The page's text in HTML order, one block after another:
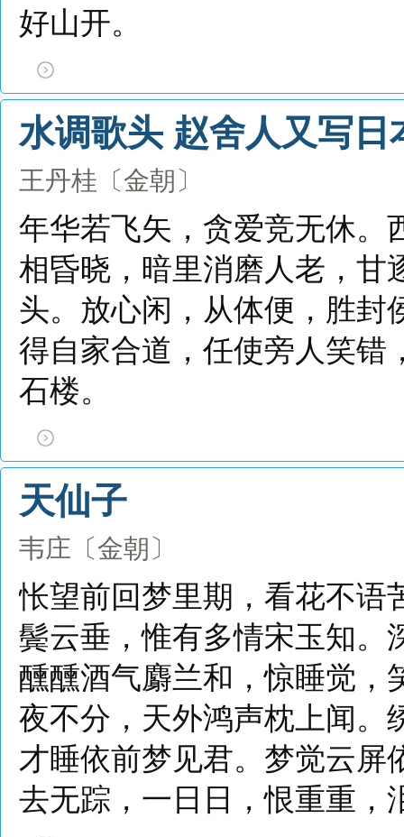
好山开。
水调歌头 赵舍人又写
王丹桂 〔金朝〕
年华若飞矢，贪爱竞无休。
相昏晓，暗里消磨人老，甘
头。放心闲，从体便，胜封
得自家合道，任使旁人笑错
石楼。
天仙子
韦庄 〔金朝〕
怅望前回梦里期，看花不语
鬓云垂，惟有多情宋玉知。
醺醺酒气麝兰和，惊睡觉，
夜不分，天外鸿声枕上闻。
才睡依前梦见君。梦觉云屏
去无踪，一日日，恨重重，